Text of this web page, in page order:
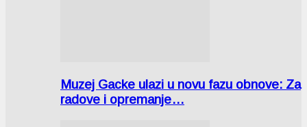
Muzej Gacke ulazi u novu fazu obnove: Za
radove i opremanje…